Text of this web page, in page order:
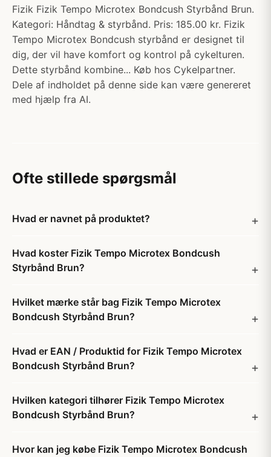
Fizik Fizik Tempo Microtex Bondcush Styrbånd Brun.
Kategori: Håndtag & styrbånd. Pris: 185.00 kr. Fizik
Tempo Microtex Bondcush styrbånd er designet til
dig, der vil have komfort og kontrol på cykelturen.
Dette styrbånd kombine... Køb hos Cykelpartner.
Dele af indholdet på denne side kan være genereret
med hjælp fra AI.
Ofte stillede spørgsmål
Hvad er navnet på produktet?
Hvad koster Fizik Tempo Microtex Bondcush
Styrbånd Brun?
Hvilket mærke står bag Fizik Tempo Microtex
Bondcush Styrbånd Brun?
Hvad er EAN / Produktid for Fizik Tempo Microtex
Bondcush Styrbånd Brun?
Hvilken kategori tilhører Fizik Tempo Microtex
Bondcush Styrbånd Brun?
Hvor kan jeg købe Fizik Tempo Microtex Bondcush